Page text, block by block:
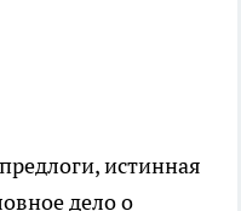
истинная
дело о